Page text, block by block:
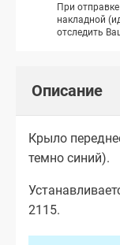
При
накладной
отследить
Описание
Крыло
темно синий).
2115.